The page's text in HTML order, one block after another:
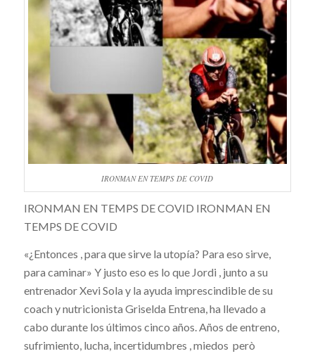
IRONMAN EN TEMPS DE COVID
IRONMAN EN TEMPS DE COVID IRONMAN EN
TEMPS DE COVID
«¿Entonces , para que sirve la utopía? Para eso sirve,
para caminar» Y justo eso es lo que Jordi , junto a su
entrenador Xevi Sola y la ayuda imprescindible de su
coach y nutricionista Griselda Entrena, ha llevado a
cabo durante los últimos cinco años. Años de entreno,
sufrimiento, lucha, incertidumbres , miedos però